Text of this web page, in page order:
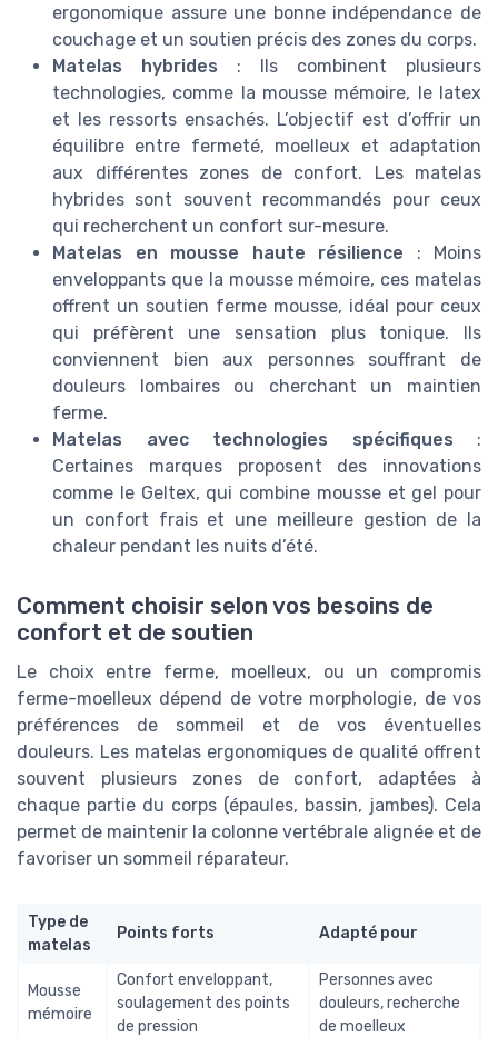
ergonomique assure une bonne indépendance de
couchage et un soutien précis des zones du corps.
Matelas hybrides : Ils combinent plusieurs
technologies, comme la mousse mémoire, le latex
et les ressorts ensachés. L’objectif est d’offrir un
équilibre entre fermeté, moelleux et adaptation
aux différentes zones de confort. Les matelas
hybrides sont souvent recommandés pour ceux
qui recherchent un confort sur-mesure.
Matelas en mousse haute résilience : Moins
enveloppants que la mousse mémoire, ces matelas
offrent un soutien ferme mousse, idéal pour ceux
qui préfèrent une sensation plus tonique. Ils
conviennent bien aux personnes souffrant de
douleurs lombaires ou cherchant un maintien
ferme.
Matelas avec technologies spécifiques :
Certaines marques proposent des innovations
comme le Geltex, qui combine mousse et gel pour
un confort frais et une meilleure gestion de la
chaleur pendant les nuits d’été.
Comment choisir selon vos besoins de
confort et de soutien
Le choix entre ferme, moelleux, ou un compromis
ferme-moelleux dépend de votre morphologie, de vos
préférences de sommeil et de vos éventuelles
douleurs. Les matelas ergonomiques de qualité offrent
souvent plusieurs zones de confort, adaptées à
chaque partie du corps (épaules, bassin, jambes). Cela
permet de maintenir la colonne vertébrale alignée et de
favoriser un sommeil réparateur.
Type de
matelas
Points forts Adapté pour
Mousse
mémoire
Confort enveloppant,
soulagement des points
de pression
Personnes avec
douleurs, recherche
de moelleux